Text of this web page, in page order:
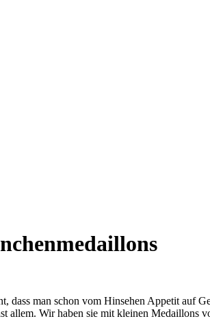
dass man schon vom Hinsehen Appetit
Wir haben sie mit kleinen Medaillons